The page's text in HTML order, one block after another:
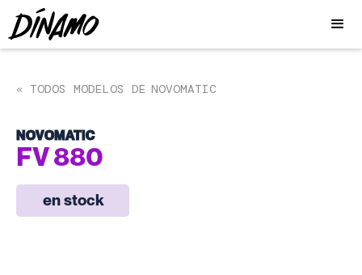
« TODOS MODELOS DE NOVOMATIC
NOVOMATIC
FV 880
en stock